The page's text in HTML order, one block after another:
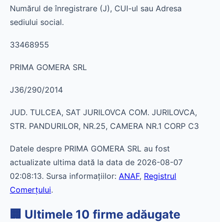
Numărul de înregistrare (J), CUI-ul sau Adresa
sediului social.
33468955
PRIMA GOMERA SRL
J36/290/2014
JUD. TULCEA, SAT JURILOVCA COM. JURILOVCA,
STR. PANDURILOR, NR.25, CAMERA NR.1 CORP C3
Datele despre PRIMA GOMERA SRL au fost
actualizate ultima dată la data de 2026-08-07
02:08:13. Sursa informațiilor: ANAF, Registrul
Comerțului.
🏢 Ultimele 10 firme adăugate